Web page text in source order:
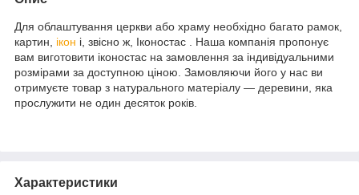
Для облаштування церкви або храму необхідно багато рамок,
картин, ікон і, звісно ж, Іконостас . Наша компанія пропонує
вам виготовити іконостас на замовлення за індивідуальними
розмірами за доступною ціною. Замовляючи його у нас ви
отримуєте товар з натурального матеріалу — деревини, яка
прослужити не один десяток років.
Характеристики